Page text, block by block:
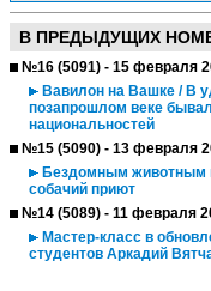
В ПРЕДЫДУЩИХ
№16 (5091) - 15 февраля
Вавилон на Вашке / В
позапрошлом веке
национальностей
№15 (5090) - 13 февраля
Бездомным животным
собачий приют
№14 (5089) - 11 февраля
Мастер-класс в
студентов Аркадий